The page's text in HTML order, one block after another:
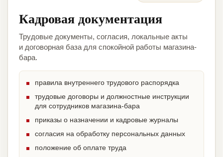
Кадровая документация
Трудовые документы, согласия, локальные акты
и договорная база для спокойной работы магазина-
бара.
правила внутреннего трудового распорядка
трудовые договоры и должностные инструкции
для сотрудников магазина-бара
приказы о назначении и кадровые журналы
согласия на обработку персональных данных
положение об оплате труда